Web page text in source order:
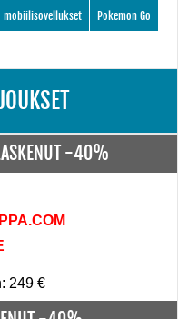
Pokemon Go
mobiilisovellukset
-40%
249 €